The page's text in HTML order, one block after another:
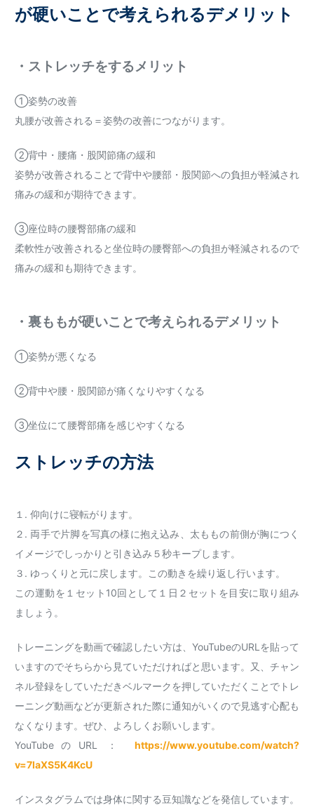
が硬いことで考えられるデメリット
・ストレッチをするメリット
①姿勢の改善
丸腰が改善される＝姿勢の改善につながります。
②背中・腰痛・股関節痛の緩和
姿勢が改善されることで背中や腰部・股関節への負担が軽減され
痛みの緩和が期待できます。
③座位時の腰臀部痛の緩和
柔軟性が改善されると坐位時の腰臀部への負担が軽減されるので
痛みの緩和も期待できます。
・裏ももが硬いことで考えられるデメリット
①姿勢が悪くなる
②背中や腰・股関節が痛くなりやすくなる
③坐位にて腰臀部痛を感じやすくなる
ストレッチの方法
１. 仰向けに寝転がります。
２. 両手で片脚を写真の様に抱え込み、太ももの前側が胸につく
イメージでしっかりと引き込み５秒キープします。
３. ゆっくりと元に戻します。この動きを繰り返し行います。
この運動を１セット10回として１日２セットを目安に取り組み
ましょう。
トレーニングを動画で確認したい方は、YouTubeのURLを貼って
いますのでそちらから見ていただければと思います。又、チャン
ネル登録をしていただきベルマークを押していただくことでトレ
ーニング動画などが更新された際に通知がいくので見逃す心配も
なくなります。ぜひ、よろしくお願いします。
YouTubeのURL ： https://www.youtube.com/watch?
v=7laXS5K4KcU
インスタグラムでは身体に関する豆知識などを発信しています。